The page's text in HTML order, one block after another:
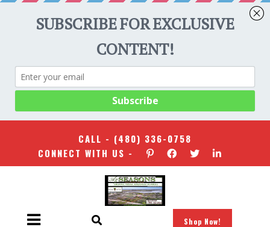
CALL - (480) 336-0758
CONNECT WITH US -
Shop Now!